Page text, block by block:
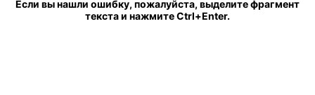
Если вы нашли ошибку, пожалуйста, выделите фрагмент
текста и нажмите Ctrl+Enter.